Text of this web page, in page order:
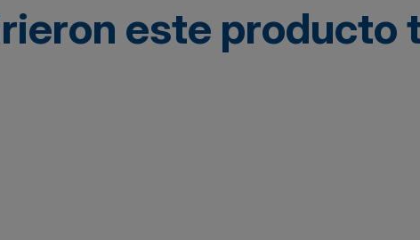
este producto